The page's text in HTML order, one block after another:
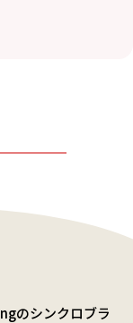
のシンクロブラ